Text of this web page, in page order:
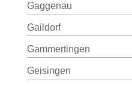
Gaggenau
Gaildorf
Gammertingen
Geisingen